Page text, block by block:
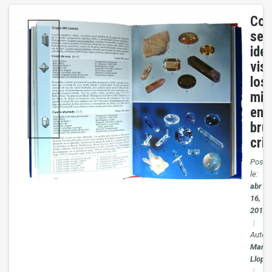
se
los
en
Posté
le:
abr
16,
2018
|
Llopis